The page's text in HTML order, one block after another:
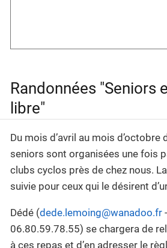
Randonnées "Seniors
libre"
Du mois d’avril au mois d’octobre
seniors sont organisées une fois
clubs cyclos près de chez nous.
suivie pour ceux qui le désirent
Dédé (dede.lemoing@wanadoo.fr
06.80.59.78.55) se chargera de
à ces repas et d’en adresser le